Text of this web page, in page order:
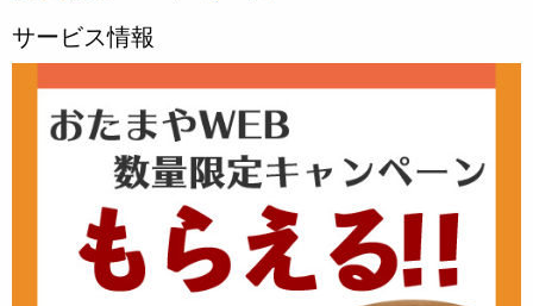
サービス情報